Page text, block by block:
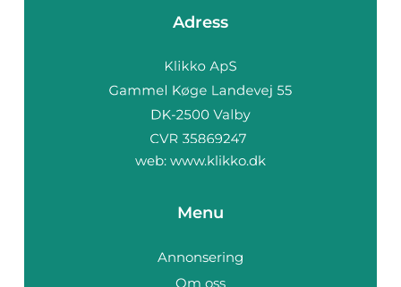
Adress
web: www.klikko.dk
Menu
Annonsering
Om oss